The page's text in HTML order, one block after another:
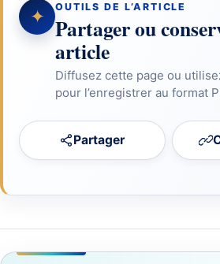
✦ OUTILS DE L’ARTICLE
Partager ou
article
Diffusez cette page ou
pour l’enregistrer au format
Partager